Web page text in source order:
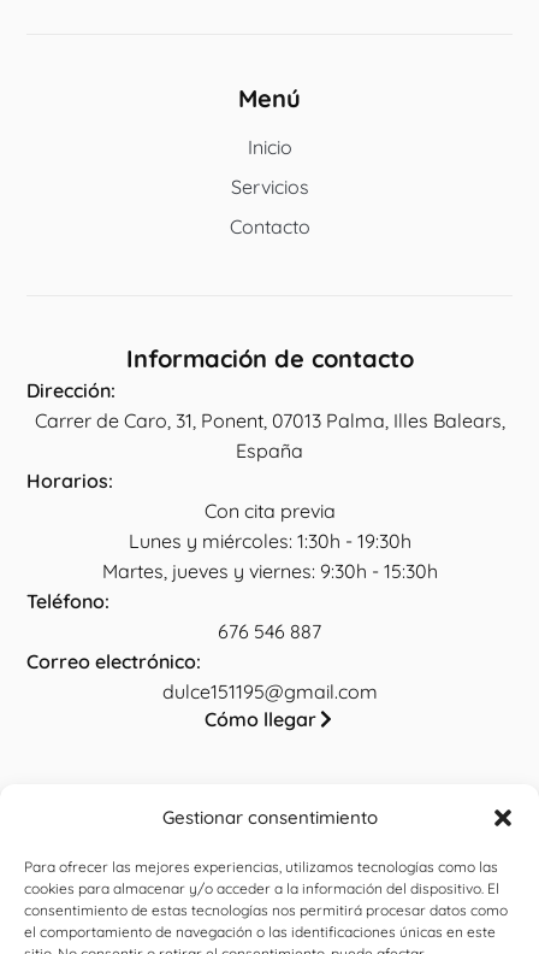
Gestionar consentimiento
Para ofrecer las mejores experiencias, utilizamos tecnologías como las
cookies para almacenar y/o acceder a la información del dispositivo. El
consentimiento de estas tecnologías nos permitirá procesar datos como
el comportamiento de navegación o las identificaciones únicas en este
Menú
Inicio
Servicios
Contacto
Información de contacto
Dirección:
Carrer de Caro, 31, Ponent, 07013 Palma, Illes Balears,
España
Horarios:
Con cita previa
Lunes y miércoles: 1:30h - 19:30h
Martes, jueves y viernes: 9:30h - 15:30h
Teléfono:
676 546 887
Correo electrónico:
dulce151195@gmail.com
Cómo llegar
Aviso legal
Política de privacidad